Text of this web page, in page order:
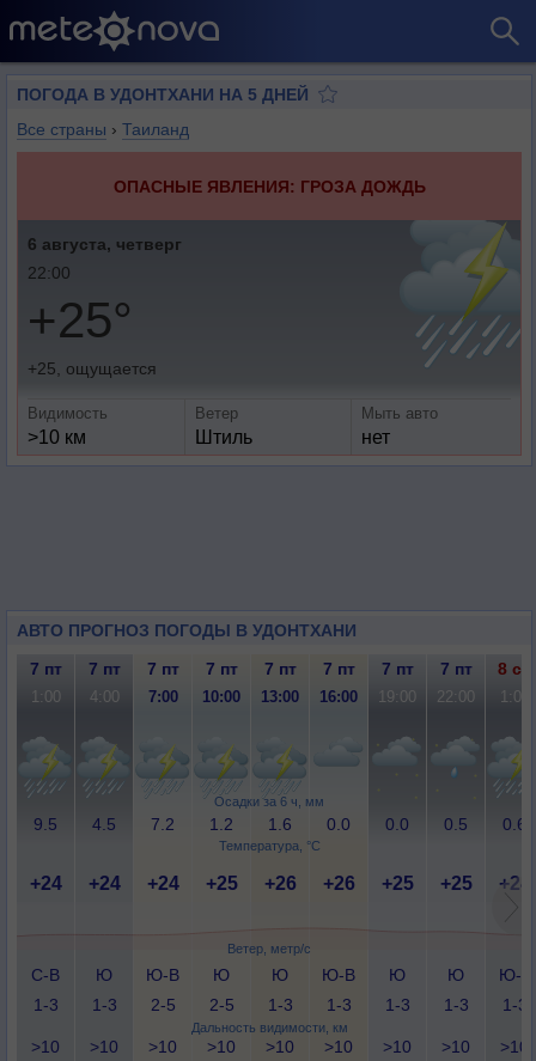
ПОГОДА В УДОНТХАНИ НА 5 ДНЕЙ
Все страны › Таиланд
ОПАСНЫЕ ЯВЛЕНИЯ: ГРОЗА ДОЖДЬ
6 августа, четверг
22:00
+25°
+25, ощущается
Видимость
>10 км
Ветер
Штиль
Мыть авто
нет
АВТО ПРОГНОЗ ПОГОДЫ В УДОНТХАНИ
Осадки за 6 ч, мм
Температура, °C
Ветер, метр/с
Дальность видимости, км
7 пт 7 пт 7 пт 7 пт 7 пт 7 пт 7 пт 7 пт 8 сб
1:00 4:00 7:00 10:00 13:00 16:00 19:00 22:00 1:00
9.5 4.5 7.2 1.2 1.6 0.0 0.0 0.5 0.6
+24 +24 +24 +25 +26 +26 +25 +25 +24
С-В
1-3
Ю
1-3
Ю-В
2-5
Ю
2-5
Ю
1-3
Ю-В
1-3
Ю
1-3
Ю
1-3
Ю-З
1-3
>10 >10 >10 >10 >10 >10 >10 >10 >10